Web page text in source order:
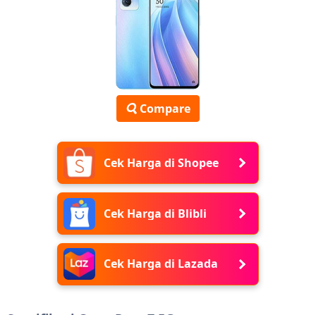
Compare
Cek Harga di Shopee
Cek Harga di Blibli
Cek Harga di Lazada